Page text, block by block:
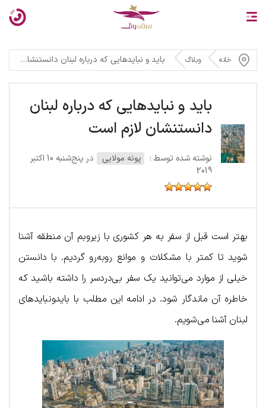
خانه وبلاگ باید و نبایدهایی که درباره لبنان دانستنشان لازم است
باید و نبایدهایی که درباره لبنان
دانستنشان لازم است
نوشته شده توسط : پونه مولایی
در پنج‌شنبه 10 اکتبر
2019
بهتر است قبل از سفر به هر کشوری با زیروبم آن منطقه آشنا
شوید تا کمتر با مشکلات و موانع روبه‌رو گردیم. با دانستن
خیلی از موارد می‌توانید یک سفر بی‌دردسر را داشته باشید که
خاطره آن ماندگار شود. در ادامه این مطلب با بایدونبایدهای
لبنان آشنا می‌شویم.